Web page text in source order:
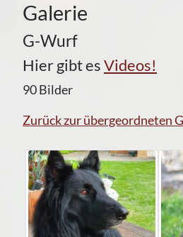
Galerie
G-Wurf
Hier gibt esVideos!
90 Bilder
Zurück zur übergeordneten